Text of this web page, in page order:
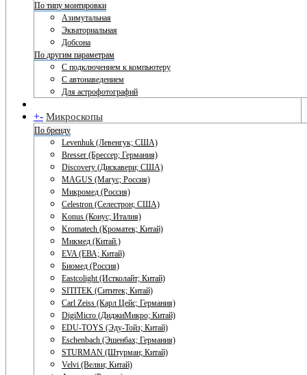
По типу монтировки
Азимутальная
Экваториальная
Добсона
По другим параметрам
С подключением к компьютеру
С автонаведением
Для астрофотографий
+- Микроскопы
По бренду
Levenhuk (Левенгук; США)
Bresser (Брессер; Германия)
Discovery (Дискавери; США)
MAGUS (Магус; Россия)
Микромед (Россия)
Celestron (Селестрон; США)
Konus (Конус; Италия)
Kromatech (Кроматек; Китай)
Микмед (Китай.)
EVA (ЕВА; Китай)
Биомед (Россия)
Eastcolight (Истколайт; Китай)
SITITEK (Сититек; Китай)
Carl Zeiss (Карл Цейс; Германия)
DigiMicro (ДиджиМикро; Китай)
EDU-TOYS (Эду-Тойз; Китай)
Eschenbach (Эшенбах; Германия)
STURMAN (Штурман; Китай)
Velvi (Велви; Китай)